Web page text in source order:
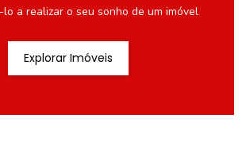
lo a realizar o seu sonho de um imóvel
Explorar Imóveis